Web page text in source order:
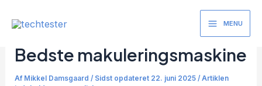
Main
Menu
MENU
Bedste makuleringsmaskine
Af Mikkel Damsgaard/ Sidst opdateret 22. juni 2025 / Artiklen